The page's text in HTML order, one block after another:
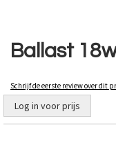
Ballast
Schrijf de eerste review over dit
Log in voor prijs
naar
het
van
afbeeldingen-
gallerij